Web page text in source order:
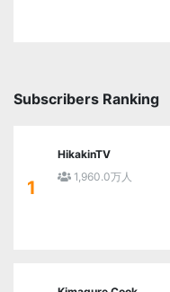
Subscribers Ranking
1
HikakinTV
1,960.0万人